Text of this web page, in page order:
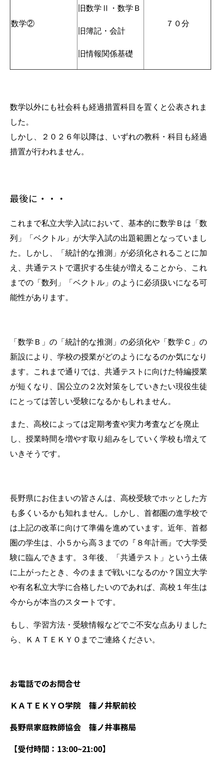
数学②
旧数学Ⅱ・数学Ｂ
旧簿記・会計
旧情報関係基礎
７０分
数学以外にも社会科も経過措置科目を置くと公表されま
した。
しかし、２０２６年以降は、いずれの教科・科目も経過
措置が行われません。
最後に・・・
これまで私立大学入試において、基本的に数学Ｂ は「数
列」「ベクトル」が大学入試の出題範囲となっていまし
た。しかし、「統計的な推測」が必須化されることに加
え、共通テストで選択する生徒が増えることから、これ
までの「数列」「ベクトル」のように必須扱いになる可
能性があります。
「数学Ｂ」の「統計的な推測」の必須化や「数学Ｃ」の
新設により、学校の授業がどのようになるのか気になり
ます。これまで通りでは、共通テストに向けた特編授業
が短くなり、国公立の２次対策をしていきたい現役生徒
にとっては苦しい受験になるかもしれません。
また、高校によっては定期考査や実力考査などを廃止
し、授業時間を増やす取り組みをしていく学校も増えて
いきそうです。
長野県にお住まいの皆さんは、高校受験でホッとした方
も多くいるかも知れません。しかし、首都圏の進学校で
は上記の改革に向けて準備を進めています。近年、首都
圏の学生は、小５から高３までの『８年計画』で大学受
験に臨んできます。３年後、「共通テスト」という土俵
に上がったとき、今のままで戦いになるのか？国立大学
や有名私立大学に合格したいのであれば、高校１年生は
今からが本当のスタートです。
もし、学習方法・受験情報などでご不安な点ありました
ら、ＫＡＴＥＫＹＯまでご連絡ください。
お電話でのお問合せ
ＫＡＴＥＫＹＯ学院 篠ノ井駅前校
長野県家庭教師協会 篠ノ井事務局
【受付時間：13:00~21:00】